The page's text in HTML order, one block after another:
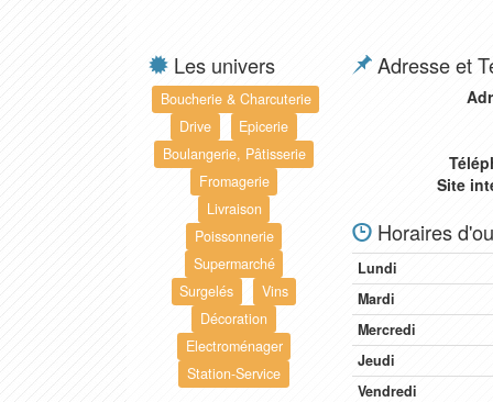
Les univers
Boucherie & Charcuterie
Drive
Epicerie
Boulangerie, Pâtisserie
Fromagerie
Livraison
Poissonnerie
Supermarché
Surgelés
Vins
Décoration
Electroménager
Station-Service
Adresse et
Site
Horaires
Lundi
Mardi
Mercredi
Jeudi
Vendredi